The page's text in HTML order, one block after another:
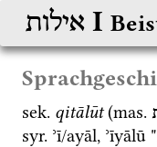
אילות‎ I
sek. qitālūt (mas.
syr. ʾī/ayāl, ʾīyālū